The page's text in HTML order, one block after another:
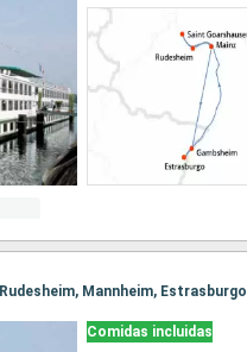
Mannheim, Estrasburgo
Comidas incluidas